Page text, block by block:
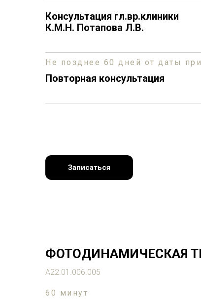
Консультация гл.вр.клиники
К.М.Н. Потапова Л.В.
Не позднее 60 дней от даты
Повторная консультация
Записаться
ФОТОДИНАМИЧЕСКАЯ
А22.01.006.005
60 минут